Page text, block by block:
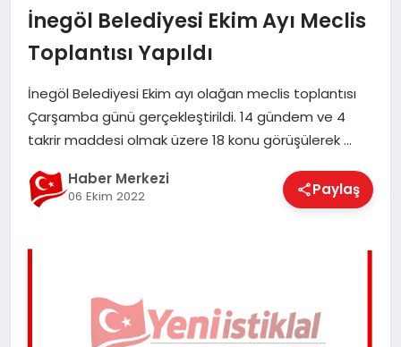
DÜNYA
EĞITIM
EKONOMI
MAGAZIN
İnegöl Belediyesi Ekim Ayı Meclis
Toplantısı Yapıldı
İnegöl Belediyesi Ekim ayı olağan meclis toplantısı
Çarşamba günü gerçekleştirildi. 14 gündem ve 4
takrir maddesi olmak üzere 18 konu görüşülerek …
Haber Merkezi
06 Ekim 2022 Paylaş